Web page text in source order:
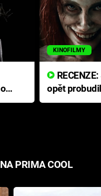
KINOFILMY
opět
přichází s
PRIMA COOL